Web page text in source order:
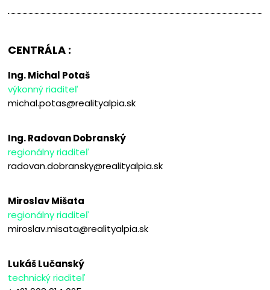
CENTRÁLA :
Ing. Michal Potaš
výkonný riaditeľ
michal.potas@realityalpia.sk
Ing. Radovan Dobranský
regionálny riaditeľ
radovan.dobransky@realityalpia.sk
Miroslav Mišata
regionálny riaditeľ
miroslav.misata@realityalpia.sk
Lukáš Lučanský
technický riaditeľ